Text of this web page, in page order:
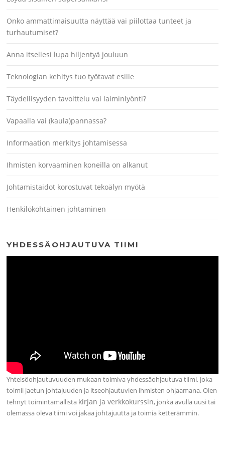
Onko ammattimaisuutta näyttää vai piilottaa tunteet ja
turhautumiset?
Anna itsellesi lupa hiljentyä jouluun
Teknologian kehitys tuo työtavat esille
Täydellisyyden tavoittelu vai laiminlyönti?
Vapaalla vai (kaula)pannassa?
Informaation merkitys johtamisessa
Ihmisten korvaaminen koneilla on alkanut
Johtamistaidot korostuvat tekoälyn myötä
Henkilökohtainen johtaminen
YHDESSÄOHJAUTUVA TIIMI
Yhteisöohjautuvuuden mukaan toimiva yhdessäohjautuva tiimi, joka
toimii jaetun johtajuuden ja itseohjautuvien ihmisten ohjaamana. Olen
tehnyt toimintamallista kirjan ja verkkokurssin, jonka avulla uusi tai
olemassa oleva tiimi voi jakaa johtajuutta ja toimia ketterämmin.